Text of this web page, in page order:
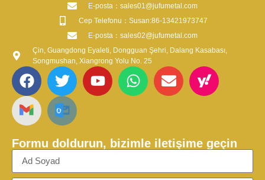
​E-posta​：sales01@jufumetal.com
​Cep Telefonu：Susan:86-13421973747
​E-posta​：sales02@jufumetal.com
Çin, Guangdong Eyaleti, Dongguan Şehri, Dalang Kasabası,
Songmushan, Xiangrong Yolu No. 25
Formu doldurun, bizimle iletişime geçin